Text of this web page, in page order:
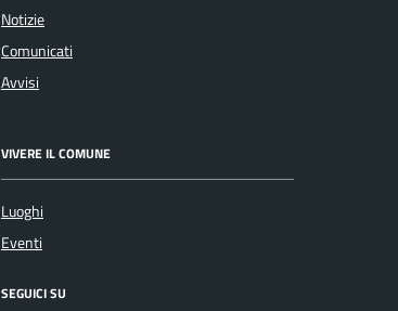
Notizie
Comunicati
Avvisi
VIVERE IL COMUNE
Luoghi
Eventi
SEGUICI SU